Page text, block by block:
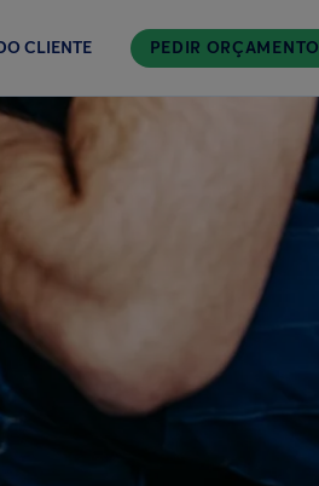
CLIENTE PEDIR ORÇAMENTO